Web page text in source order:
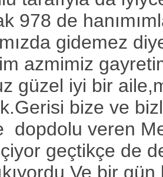
978 de
gidemez
azmimiz
güzel iyi bir
bize ve
dopdolu veren
geçtikçe de
bir